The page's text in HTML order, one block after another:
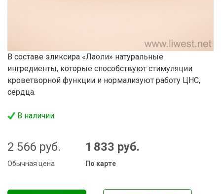
В составе эликсира «Лаоли» натуральные
ингредиенты, которые способствуют стимуляции
кроветворной функции и нормализуют работу ЦНС,
сердца.
В наличии
2 566 руб.
Обычная цена
1 833 руб.
По карте